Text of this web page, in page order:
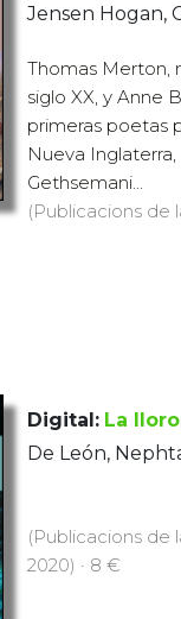
Jensen Hogan,
Thomas Merton,
siglo XX, y Anne
primeras poetas
Nueva
Gethsemani...
(Publicacions de
Digital: La
De León,
(Publicacions de
2020) · 8 €